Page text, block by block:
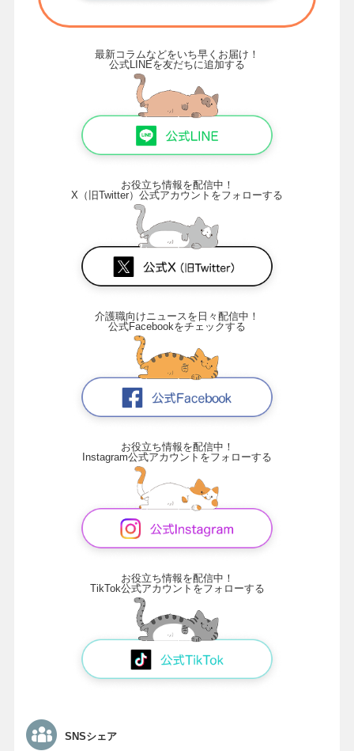
最新コラムなどをいち早くお届け！
公式LINEを友だちに追加する
お役立ち情報を配信中！
X（旧Twitter）公式アカウントをフォローする
介護職向けニュースを日々配信中！
公式Facebookをチェックする
お役立ち情報を配信中！
Instagram公式アカウントをフォローする
お役立ち情報を配信中！
TikTok公式アカウントをフォローする
SNSシェア